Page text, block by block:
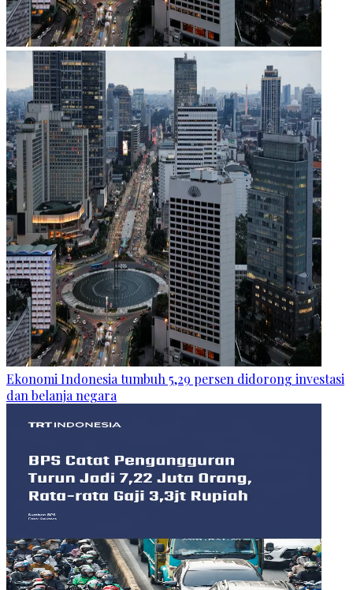
Ekonomi Indonesia tumbuh 5,29 persen didorong investasi
dan belanja negara